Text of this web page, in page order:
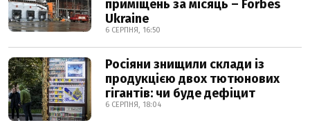
приміщень за місяць – Forbes
Ukraine
6 СЕРПНЯ, 16:50
Росіяни знищили склади із
продукцією двох тютюнових
гігантів: чи буде дефіцит
6 СЕРПНЯ, 18:04